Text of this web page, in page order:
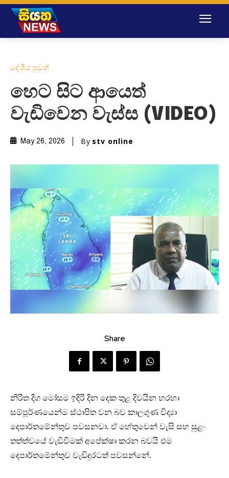
දේශීය පුවත්
හෙට සිට ආයෙත්
වැඩිවෙන වැස්ස (VIDEO)
May 26, 2026 By stv online
Share
නිරිත දිග මෝසම ඉදිරි දින දෙක තුළ දිවයින හරහා
සම්පූර්ණයෙන්ම ස්ථාපිත වන බව කාලගුණ විද්‍යා
දෙපාර්තමේන්තුව පවසනවා. ඒ හේතුවෙන් වැසි සහ සුළං
තත්ත්වයේ වැඩිවීමක් අපේක්ෂා කරන බවයි එම
දෙපාර්තමේන්තුව වැඩිදුරටත් පවසන්නේ.